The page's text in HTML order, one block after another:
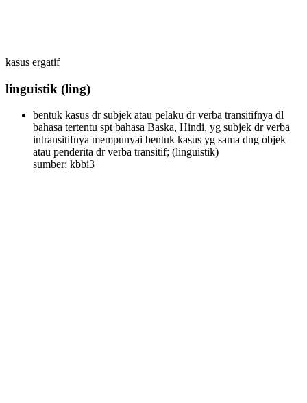
kasus ergatif
linguistik (ling)
bentuk kasus dr subjek atau pelaku dr verba transitifnya dl
bahasa tertentu spt bahasa Baska, Hindi, yg subjek dr verba
intransitifnya mempunyai bentuk kasus yg sama dng objek
atau penderita dr verba transitif; (linguistik)
sumber: kbbi3